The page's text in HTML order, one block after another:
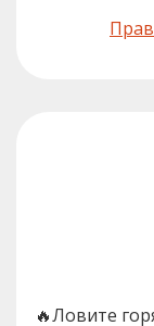
🔥Ловите